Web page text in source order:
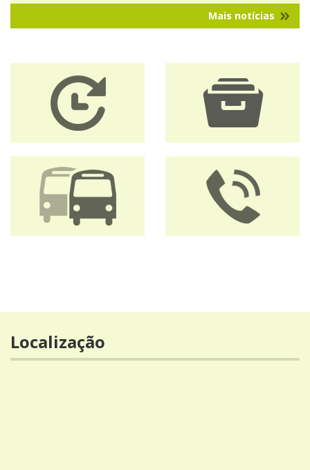
Mais notícias
Localização